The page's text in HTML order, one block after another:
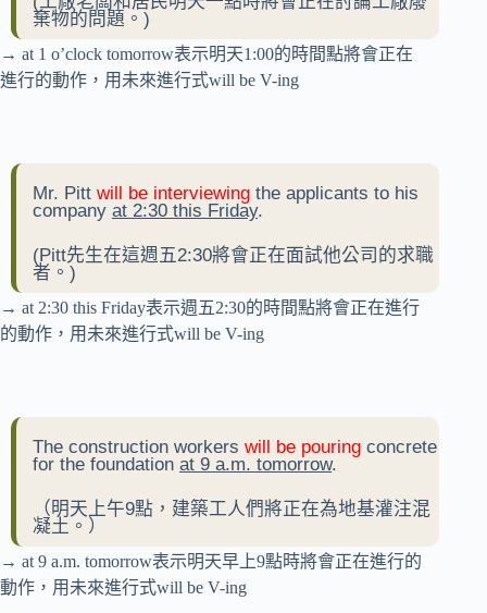
棄物的問題。)
→ at 1 o’clock tomorrow表示明天1:00的時間點將會正在
進行的動作，用未來進行式will be V-ing
Mr. Pitt will be interviewing the applicants to his
company at 2:30 this Friday.
(Pitt先生在這週五2:30將會正在面試他公司的求職
者。)
→ at 2:30 this Friday表示週五2:30的時間點將會正在進行
的動作，用未來進行式will be V-ing
The construction workers will be pouring concrete
for the foundation at 9 a.m. tomorrow.
（明天上午9點，建築工人們將正在為地基灌注混
凝土。）
→ at 9 a.m. tomorrow表示明天早上9點時將會正在進行的
動作，用未來進行式will be V-ing